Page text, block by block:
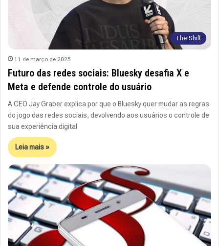
The Shift
11 de março de 2025
Futuro das redes sociais: Bluesky desafia X e
Meta e defende controle do usuário
A CEO Jay Graber explica por que o Bluesky quer mudar as regras
do jogo das redes sociais, devolvendo aos usuários o controle de
sua experiência digital
Leia mais »